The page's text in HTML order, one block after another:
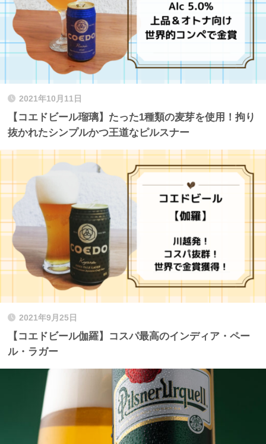
2021年10月11日
【コエドビール瑠璃】たった1種類の麦芽を使用！拘り
抜かれたシンプルかつ王道なピルスナー
2021年9月25日
【コエドビール伽羅】コスパ最高のインディア・ペー
ル・ラガー